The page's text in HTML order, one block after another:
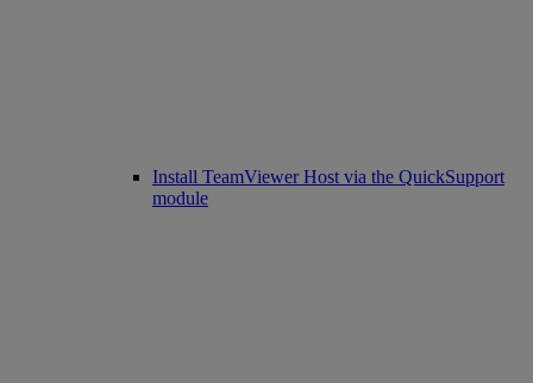
Install TeamViewer Host via the QuickSupport
module